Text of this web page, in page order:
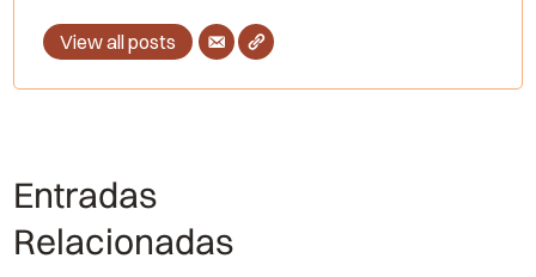
View all posts
Entradas
Relacionadas